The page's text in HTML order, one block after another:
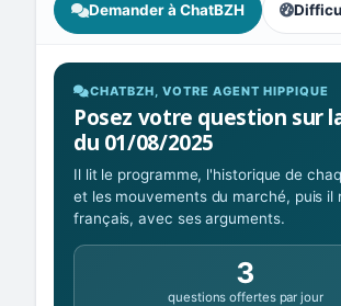
Demander à ChatBZH ,
CHATBZH, VOTRE AGENT HIPPIQUE
Posez votre question sur
du 01/08/2025
Il lit le programme, l'historique de
et les mouvements du marché, puis il
français, avec ses arguments.
3
questions offertes par jour